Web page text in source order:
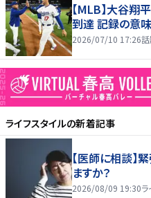
【MLB】大谷翔
到達 記録の意
2026/07/10 17:26
ライフスタイルの新着記事
【医師に相談】
ますか？
2026/08/09 19:30ラ